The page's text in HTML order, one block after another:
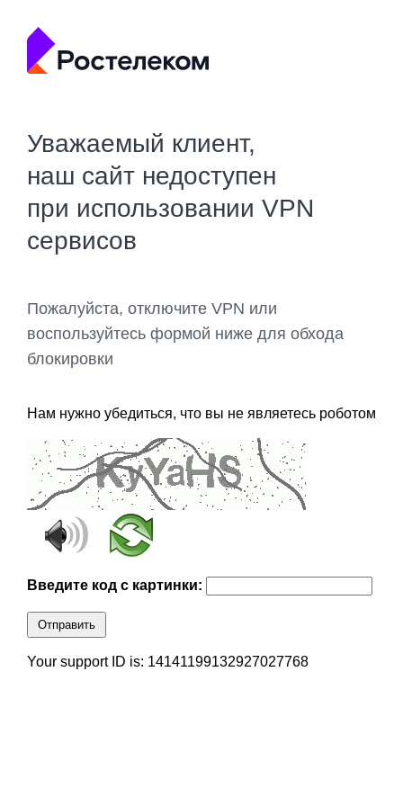
Уважаемый клиент,
наш сайт недоступен
при использовании VPN
сервисов
Пожалуйста, отключите VPN или
воспользуйтесь формой ниже для обхода
блокировки
Нам нужно убедиться, что вы не являетесь роботом
Введите код с картинки:
Отправить
Your support ID is: 14141199132927027768